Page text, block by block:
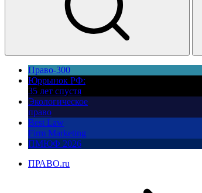
Право-300
Юррынок РФ:
35 лет спустя
Экологическое
право
Best Law
Firm Marketing
ПМЮФ 2026
ПРАВО.ru